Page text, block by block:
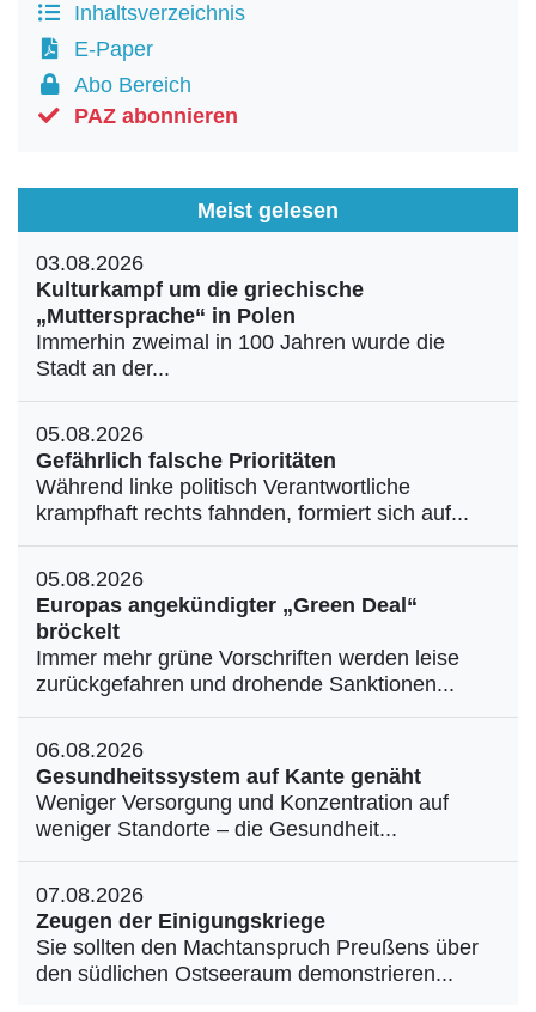
Inhaltsverzeichnis
E-Paper
Abo Bereich
PAZ abonnieren
Meist gelesen
03.08.2026
Kulturkampf um die griechische
„Muttersprache“ in Polen
Immerhin zweimal in 100 Jahren wurde die
Stadt an der...
05.08.2026
Gefährlich falsche Prioritäten
Während linke politisch Verantwortliche
krampfhaft rechts fahnden, formiert sich auf...
05.08.2026
Europas angekündigter „Green Deal“
bröckelt
Immer mehr grüne Vorschriften werden leise
zurückgefahren und drohende Sanktionen...
06.08.2026
Gesundheitssystem auf Kante genäht
Weniger Versorgung und Konzentration auf
weniger Standorte – die Gesundheit...
07.08.2026
Zeugen der Einigungskriege
Sie sollten den Machtanspruch Preußens über
den südlichen Ostseeraum demonstrieren...